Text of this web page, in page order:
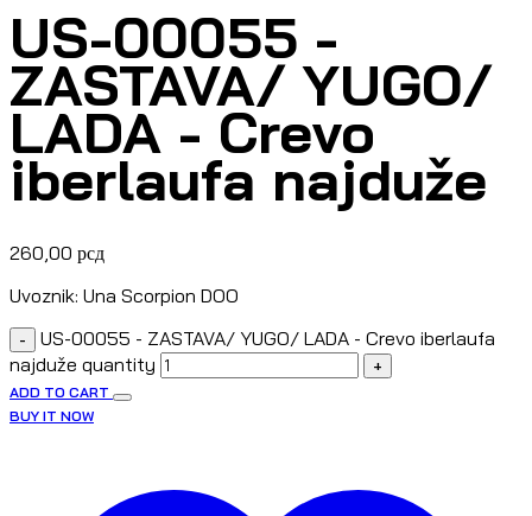
US-00055 -
ZASTAVA/ YUGO/
LADA - Crevo
iberlaufa najduže
260,00 рсд
Uvoznik: Una Scorpion DOO
-
US-00055 - ZASTAVA/ YUGO/ LADA - Crevo iberlaufa
najduže quantity
+
ADD TO CART
BUY IT NOW